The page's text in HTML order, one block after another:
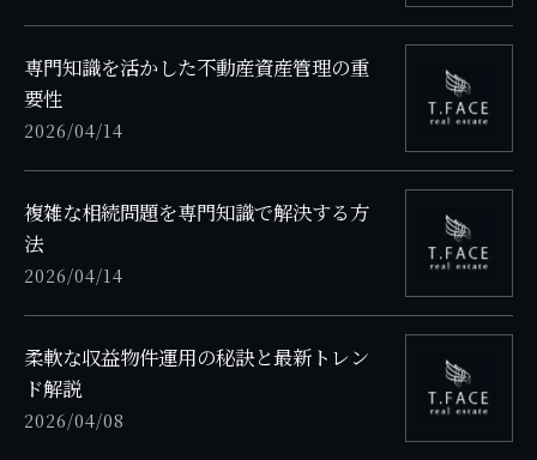
専門知識を活かした不動産資産管理の重
要性
2026/04/14
複雑な相続問題を専門知識で解決する方
法
2026/04/14
柔軟な収益物件運用の秘訣と最新トレン
ド解説
2026/04/08